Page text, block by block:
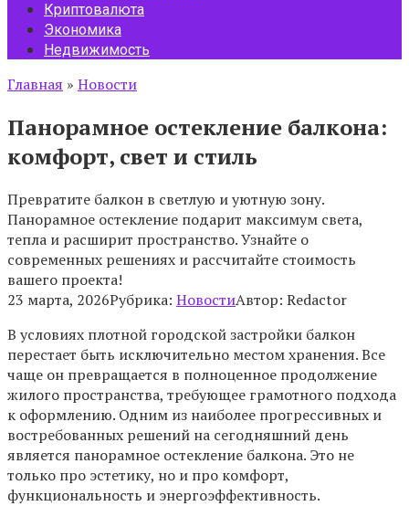
Криптовалюта
Экономика
Недвижимость
Главная » Новости
Панорамное остекление балкона:
комфорт, свет и стиль
Превратите балкон в светлую и уютную зону.
Панорамное остекление подарит максимум света,
тепла и расширит пространство. Узнайте о
современных решениях и рассчитайте стоимость
вашего проекта!
23 марта, 2026Рубрика: НовостиАвтор: Redactor
В условиях плотной городской застройки балкон
перестает быть исключительно местом хранения. Все
чаще он превращается в полноценное продолжение
жилого пространства, требующее грамотного подхода
к оформлению. Одним из наиболее прогрессивных и
востребованных решений на сегодняшний день
является панорамное остекление балкона. Это не
только про эстетику, но и про комфорт,
функциональность и энергоэффективность.